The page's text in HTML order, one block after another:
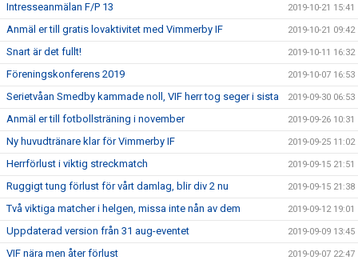
Intresseanmälan F/P 13 2019-10-21 15:41
Anmäl er till gratis lovaktivitet med Vimmerby IF 2019-10-21 09:42
Snart är det fullt! 2019-10-11 16:32
Föreningskonferens 2019 2019-10-07 16:53
Serietvåan Smedby kammade noll, VIF herr tog seger i sista 2019-09-30 06:53
Anmäl er till fotbollsträning i november 2019-09-26 10:31
Ny huvudtränare klar för Vimmerby IF 2019-09-25 11:02
Herrförlust i viktig streckmatch 2019-09-15 21:51
Ruggigt tung förlust för vårt damlag, blir div 2 nu 2019-09-15 21:38
Två viktiga matcher i helgen, missa inte nån av dem 2019-09-12 19:01
Uppdaterad version från 31 aug-eventet 2019-09-09 13:45
VIF nära men åter förlust 2019-09-07 22:47